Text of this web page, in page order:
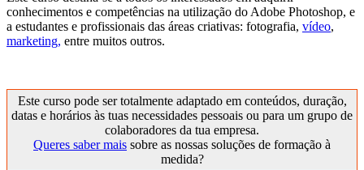
conhecimentos e competências na utilização do Adobe Photoshop, e
a estudantes e profissionais das áreas criativas: fotografia, vídeo,
marketing, entre muitos outros.
Este curso pode ser totalmente adaptado em conteúdos, duração,
datas e horários às tuas necessidades pessoais ou para um grupo de
colaboradores da tua empresa.
Queres saber mais sobre as nossas soluções de formação à
medida?